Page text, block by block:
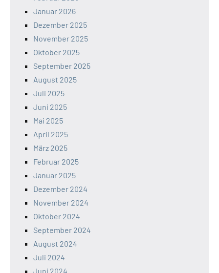
Januar 2026
Dezember 2025
November 2025
Oktober 2025
September 2025
August 2025
Juli 2025
Juni 2025
Mai 2025
April 2025
März 2025
Februar 2025
Januar 2025
Dezember 2024
November 2024
Oktober 2024
September 2024
August 2024
Juli 2024
Juni 2024